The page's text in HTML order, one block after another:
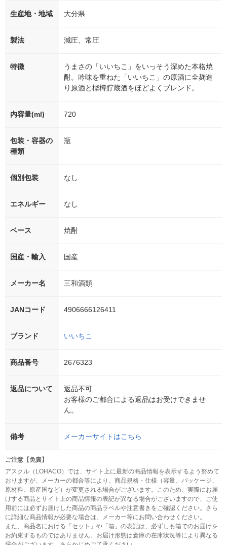
生産地・地域 大分県
製法 減圧、常圧
特徴
うまさの「いいちこ」をいっそう深めた本格焼
酎。吟味を重ねた「いいちこ」の原酒に全麹造
り原酒と樫樽貯蔵酒をほどよくブレンド。
内容量(ml) 720
包装・容器の
種類
瓶
個別包装 なし
エネルギー なし
ベース 焼酎
国産・輸入 国産
メーカー名 三和酒類
JANコード 4906666126411
ブランド いいちこ
商品番号 2676323
返品について
返品不可
お客様のご都合による返品はお受けできませ
ん。
備考 メーカーサイトはこちら
ご注意【免責】
アスクル（LOHACO）では、サイト上に最新の商品情報を表示するよう努めて
おりますが、メーカーの都合等により、商品規格・仕様（容量、パッケージ、
原材料、原産国など）が変更される場合がございます。このため、実際にお届
けする商品とサイト上の商品情報の表記が異なる場合がございますので、ご使
用前には必ずお届けした商品の商品ラベルや注意書きをご確認ください。さら
に詳細な商品情報が必要な場合は、メーカー等にお問い合わせください。
また、商品名における「セット」や「箱」の表記は、必ずしも箱でのお届けを
お約束するものではありません。お届け形態は倉庫の在庫状況等により異なる